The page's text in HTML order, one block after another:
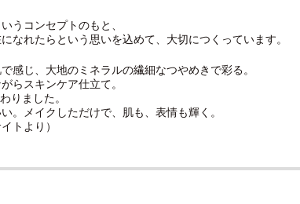
うコンセプトのもと、
なれたらという思いを込めて、大切につくっています。
感じ、大地のミネラルの繊細なつやめきで彩る。
らスキンケア仕立て。
りました。
。メイクしただけで、肌も、表情も輝く。
トより）